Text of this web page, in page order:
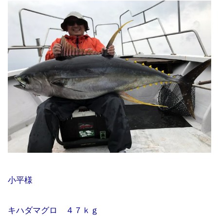
小平様
キハダマグロ ４７ｋｇ